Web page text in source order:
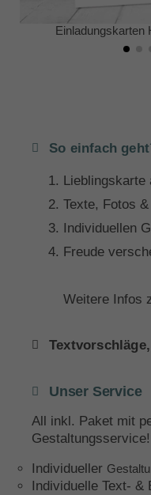
Einladungskarten
So einfach
Lieblingskarte
Texte, Fotos
Individuellen
Freude
Weitere Infos
Unser Service
All inkl. Paket mit
Gestaltungsservice!
Individueller
Individuelle Text-